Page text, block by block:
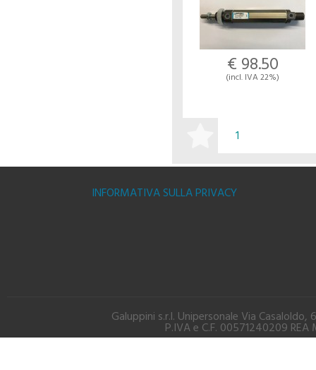
€ 98.50
(incl. IVA 22%)
INFORMATIVA SULLA PRIVACY
Galuppini s.r.l. Unipersonale Via
P.IVA e C.F. 00571240209